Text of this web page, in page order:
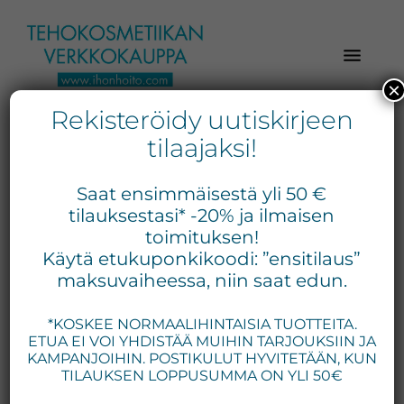
pääsisältöön
ensisijaiseen
sivupalkkiin
alatunnisteeseen
Ihonhoito.com
Kosmetiikan
verkkokauppa
Tilaa
tänään
Verkkokaupasta
tuotteet:
Exuviance,
Medik8,
Priori,
Bion,
Gernétic,
ripsiseerumi
Näytetään ainoa tulos
Rekisteröidy uutiskirjeen
tilaajaksi!
Saat ensimmäisestä yli 50 €
tilauksestasi* -20% ja ilmaisen
toimituksen!
Käytä etukuponkikoodi: ”ensitilaus”
maksuvaiheessa, niin saat edun.
*KOSKEE NORMAALIHINTAISIA TUOTTEITA.
ETUA EI VOI YHDISTÄÄ MUIHIN TARJOUKSIIN JA
KAMPANJOIHIN. POSTIKULUT HYVITETÄÄN, KUN
TILAUKSEN LOPPUSUMMA ON YLI 50€
×